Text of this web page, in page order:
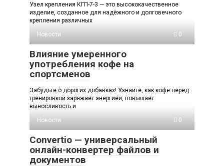
Узел крепления КГП-7-3 — это высококачественное
изделие, созданное для надёжного и долговечного
крепления различных
Новости
0
Влияние умеренного
употребления кофе на
спортсменов
Забудьте о дорогих добавках! Узнайте, как кофе перед
тренировкой заряжает энергией, повышает
выносливость и
Новости
0
Convertio — универсальный
онлайн-конвертер файлов и
документов